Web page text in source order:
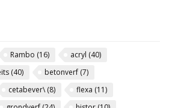
Rambo (16) acryl (40)
(40) betonverf (7)
cetabever\(8) flexa (11)